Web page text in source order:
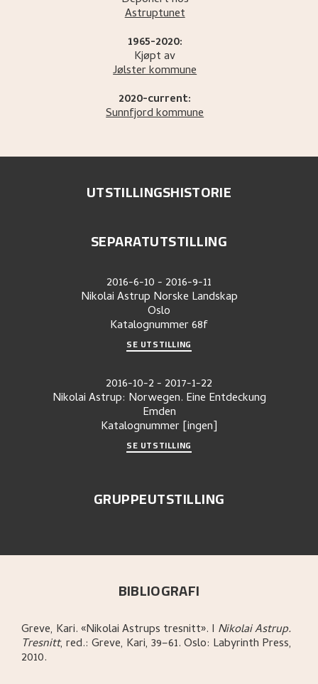
Astruptunet
1965-2020:
Kjøpt av
Jølster kommune
2020-current:
Sunnfjord kommune
UTSTILLINGSHISTORIE
SEPARATUTSTILLING
2016-6-10- 2016-9-11
Nikolai Astrup Norske Landskap
Oslo
Katalognummer68f
SE UTSTILLING
2016-10-2- 2017-1-22
Nikolai Astrup: Norwegen. Eine Entdeckung
Emden
Katalognummer[ingen]
SE UTSTILLING
GRUPPEUTSTILLING
BIBLIOGRAFI
Greve, Kari.«Nikolai Astrups tresnitt». I Nikolai Astrup.
Tresnitt, red.: Greve, Kari, 39–61.Oslo: Labyrinth Press,
2010.